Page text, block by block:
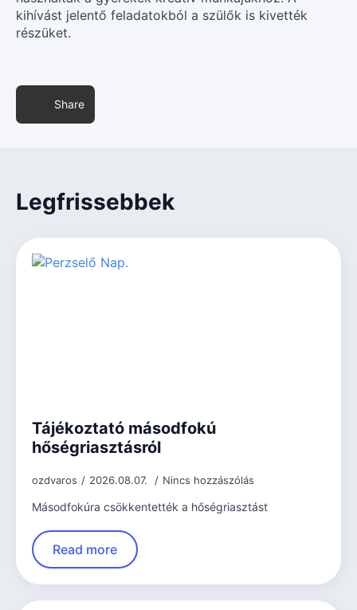
kihívást jelentő feladatokból a szülők is kivették
részüket.
Share
Legfrissebbek
Tájékoztató másodfokú
hőségriasztásról
ozdvaros 2026.08.07. Nincs hozzászólás
Másodfokúra csökkentették a hőségriasztást
Read more